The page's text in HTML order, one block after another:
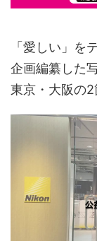
「愛しい」を
企画編纂した
東京・大阪の2